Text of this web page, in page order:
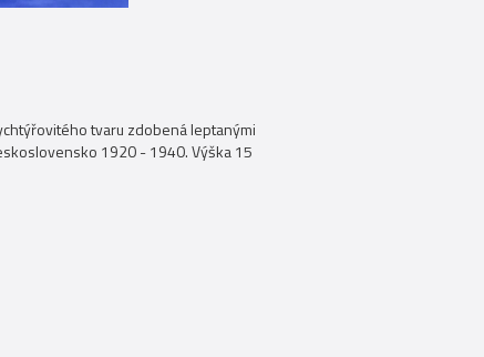
tvaru zdobená leptanými
1920 - 1940. Výška 15